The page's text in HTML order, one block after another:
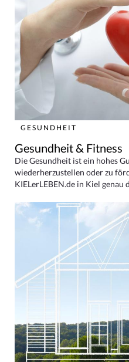
GESUNDHEIT
Gesundheit & Fitness
Die Gesundheit ist ein hohes
wiederherzustellen oder zu
KIELerLEBEN.de in Kiel